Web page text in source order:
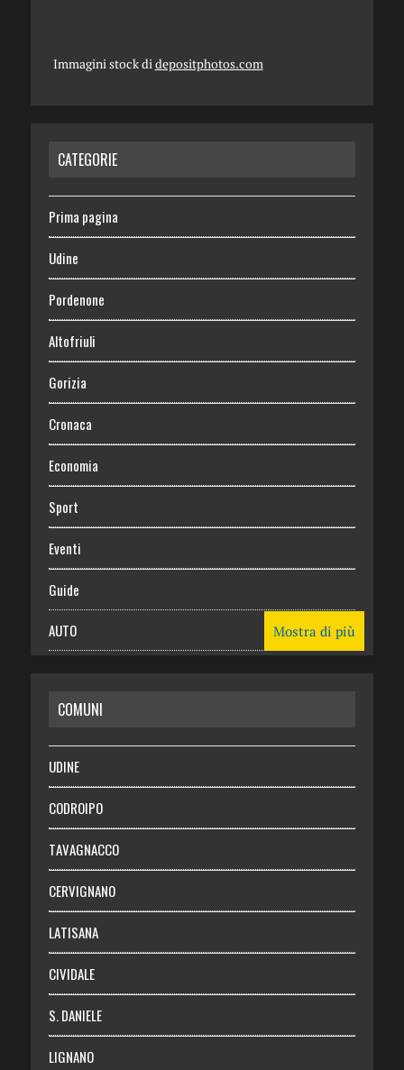
Immagini stock di depositphotos.com
CATEGORIE
Prima pagina
Udine
Pordenone
Altofriuli
Gorizia
Cronaca
Economia
Sport
Eventi
Guide
AUTO
RISPARMIO
SALUTE
Necrologie
Chi siamo
Abbonati
Login
Mostra di più
COMUNI
UDINE
CODROIPO
TAVAGNACCO
CERVIGNANO
LATISANA
CIVIDALE
S. DANIELE
LIGNANO